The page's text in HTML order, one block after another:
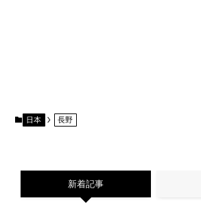
日本 長野
新着記事